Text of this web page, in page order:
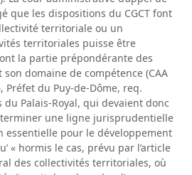
que les dispositions du CGCT font
territoriale ou un
territoriales puisse être
la partie prépondérante des
domaine de compétence (CAA
Préfet du Puy-de-Dôme, req.
du Palais-Royal, qui devaient donc
une ligne jurisprudentielle
essentielle pour le développement
« hormis le cas, prévu par l’article
des collectivités territoriales, où